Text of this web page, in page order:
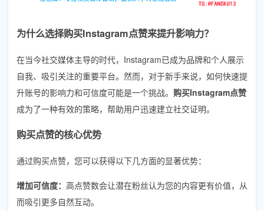
为什么选择购买Instagram点赞来提升影响力？
在当今社交媒体主导的时代，Instagram已成为品牌和个人展示
自我、吸引关注的重要平台。然而，对于新手来说，如何快速提
升账号的影响力和可信度可能是一个挑战。 购买Instagram点赞
成为了一种有效的策略，帮助用户迅速建立社交证明。
购买点赞的核心优势
通过购买点赞，您可以获得以下几方面的显著优势：
增加可信度： 高点赞数会让潜在粉丝认为您的内容更有价值，从
而吸引更多自然互动。